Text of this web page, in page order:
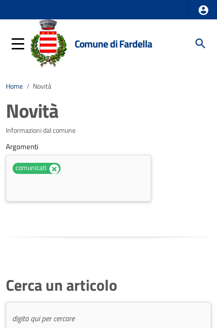
Comune di Fardella
Home / Novità
Novità
Informazioni dal comune
Argomenti
comunicati
Cerca un articolo